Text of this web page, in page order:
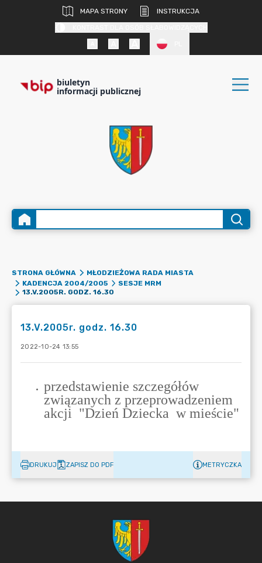
MAPA STRONY
INSTRUKCJA
biuletyn
informacji publicznej
STRONA GŁÓWNA
MŁODZIEŻOWA RADA MIASTA
KADENCJA 2004/2005
SESJE MRM
13.V.2005R. GODZ. 16.30
13.V.2005r. godz. 16.30
2022-10-24 13:55
DRUKUJ ZAPISZ DO PDF METRYCZKA